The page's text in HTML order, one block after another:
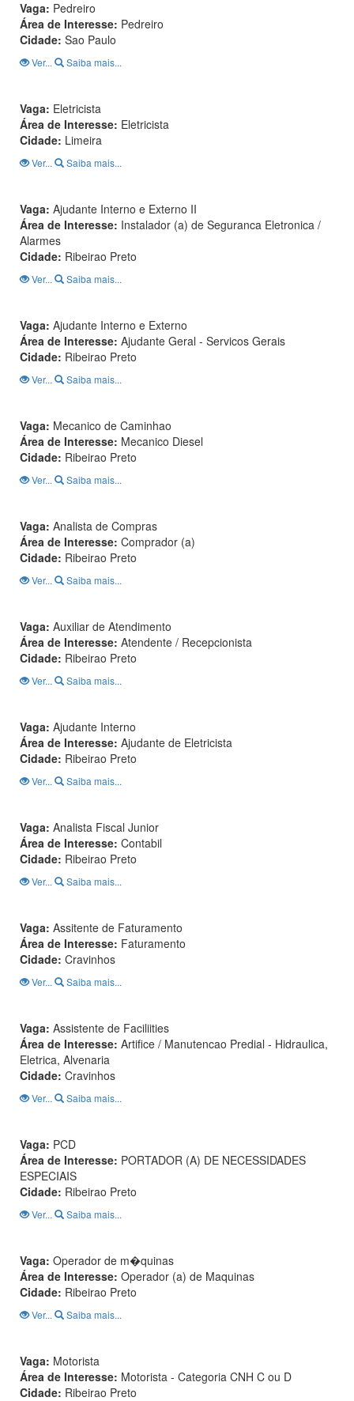
Vaga: Pedreiro
Área de Interesse: Pedreiro
Cidade: Sao Paulo
Ver... Saiba mais...
Vaga: Eletricista
Área de Interesse: Eletricista
Cidade: Limeira
Ver... Saiba mais...
Vaga: Ajudante Interno e Externo II
Área de Interesse: Instalador (a) de Seguranca Eletronica /
Alarmes
Cidade: Ribeirao Preto
Ver... Saiba mais...
Vaga: Ajudante Interno e Externo
Área de Interesse: Ajudante Geral - Servicos Gerais
Cidade: Ribeirao Preto
Ver... Saiba mais...
Vaga: Mecanico de Caminhao
Área de Interesse: Mecanico Diesel
Cidade: Ribeirao Preto
Ver... Saiba mais...
Vaga: Analista de Compras
Área de Interesse: Comprador (a)
Cidade: Ribeirao Preto
Ver... Saiba mais...
Vaga: Auxiliar de Atendimento
Área de Interesse: Atendente / Recepcionista
Cidade: Ribeirao Preto
Ver... Saiba mais...
Vaga: Ajudante Interno
Área de Interesse: Ajudante de Eletricista
Cidade: Ribeirao Preto
Ver... Saiba mais...
Vaga: Analista Fiscal Junior
Área de Interesse: Contabil
Cidade: Ribeirao Preto
Ver... Saiba mais...
Vaga: Assitente de Faturamento
Área de Interesse: Faturamento
Cidade: Cravinhos
Ver... Saiba mais...
Vaga: Assistente de Faciliities
Área de Interesse: Artifice / Manutencao Predial - Hidraulica,
Eletrica, Alvenaria
Cidade: Cravinhos
Ver... Saiba mais...
Vaga: PCD
Área de Interesse: PORTADOR (A) DE NECESSIDADES
ESPECIAIS
Cidade: Ribeirao Preto
Ver... Saiba mais...
Vaga: Operador de m�quinas
Área de Interesse: Operador (a) de Maquinas
Cidade: Ribeirao Preto
Ver... Saiba mais...
Vaga: Motorista
Área de Interesse: Motorista - Categoria CNH C ou D
Cidade: Ribeirao Preto